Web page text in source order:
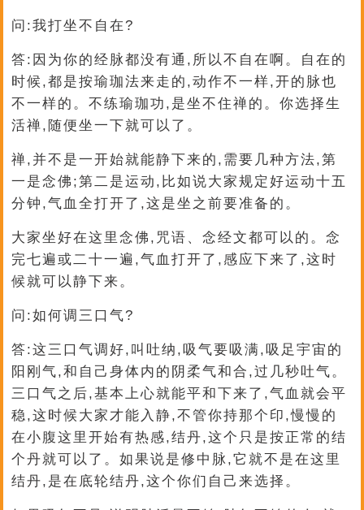
问:我打坐不自在?
答:因为你的经脉都没有通,所以不自在啊。自在的
时候,都是按瑜珈法来走的,动作不一样,开的脉也
不一样的。不练瑜珈功,是坐不住禅的。你选择生
活禅,随便坐一下就可以了。
禅,并不是一开始就能静下来的,需要几种方法,第
一是念佛;第二是运动,比如说大家规定好运动十五
分钟,气血全打开了,这是坐之前要准备的。
大家坐好在这里念佛,咒语、念经文都可以的。念
完七遍或二十一遍,气血打开了,感应下来了,这时
候就可以静下来。
问:如何调三口气?
答:这三口气调好,叫吐纳,吸气要吸满,吸足宇宙的
阳刚气,和自己身体内的阴柔气和合,过几秒吐气。
三口气之后,基本上心就能平和下来了,气血就会平
稳,这时候大家才能入静,不管你持那个印,慢慢的
在小腹这里开始有热感,结丹,这个只是按正常的结
个丹就可以了。如果说是修中脉,它就不是在这里
结丹,是在底轮结丹,这个你们自己来选择。